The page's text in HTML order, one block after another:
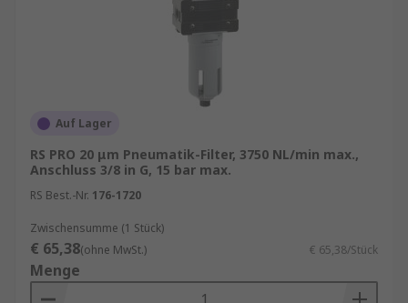
: Sekundärfilter können Partikel
auffangen. Sie können Dämpfe, Gerüche,
Feuchtigkeit, Öle und andere sehr kleine Partikel
aus dem Luftstrom entfernen.
Arten von Pneumatik-Filtern
Entfernen von Wasser
Pneumatik-Partikelfilter – fängt Schmutz
und Partikel auf
Auf Lager
RS PRO 20 μm Pneumatik-Filter, 3750 NL/min max.,
Anschluss 3/8 in G, 15 bar max.
RS Best.-Nr. 176-1720
Zwischensumme (1 Stück)
€ 65,38(ohne MwSt.) € 65,38/Stück
Menge